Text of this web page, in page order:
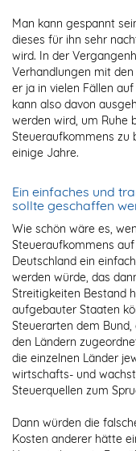
Man kann gespannt
dieses für ihn sehr
wird. In der
Verhandlungen mit
er ja in vielen Fällen
kann also davon
werden wird, um Ruhe
Steueraufkommens zu
einige Jahre.
Ein einfaches und
sollte geschaffen
Wie schön wäre es,
Steueraufkommens
Deutschland ein
werden würde, das
Streitigkeiten Bestand
aufgebauter Staaten
Steuerarten dem
den Ländern
die einzelnen Länder
wirtschafts- und
Steuerquellen zum
Dann würden die
Kosten anderer hätte